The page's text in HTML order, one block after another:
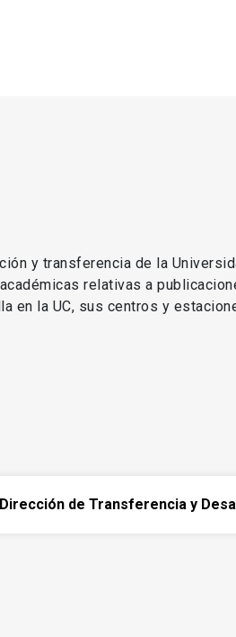
y transferencia de la
relativas a
en la UC, sus centros y
Dirección de Transferencia y